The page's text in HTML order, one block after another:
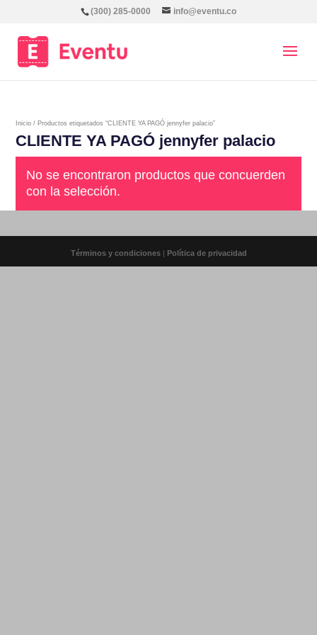
(300) 285-0000 info@eventu.co
Inicio / Productos etiquetados “CLIENTE YA PAGÓ jennyfer palacio”
CLIENTE YA PAGÓ jennyfer palacio
No se encontraron productos que concuerden
con la selección.
Términos y condiciones | Política de privacidad